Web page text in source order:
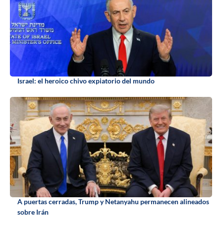
Israel: el heroico chivo expiatorio del mundo
A puertas cerradas, Trump y Netanyahu permanecen alineados
sobre Irán